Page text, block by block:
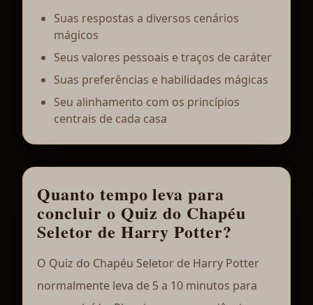
Suas respostas a diversos cenários
mágicos
Seus valores pessoais e traços de caráter
Suas preferências e habilidades mágicas
Seu alinhamento com os princípios
centrais de cada casa
Quanto tempo leva para
concluir o Quiz do Chapéu
Seletor de Harry Potter?
O Quiz do Chapéu Seletor de Harry Potter
normalmente leva de 5 a 10 minutos para